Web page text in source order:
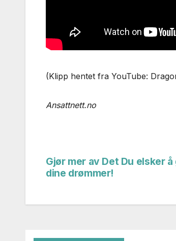
(Klipp hentet fra YouTube:
Ansattnett.no
Gjør mer av Det Du elsker
dine drømmer!